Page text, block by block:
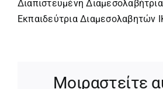
Διαπιστευμένη
Εκπαιδεύτρια Διαμεσολαβητών
Μοιραστείτε